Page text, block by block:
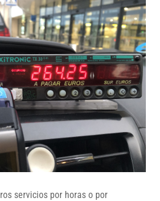
servicios por horas o por